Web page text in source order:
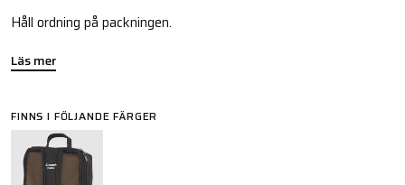
Håll ordning på packningen.
Läs mer
FINNS I FÖLJANDE FÄRGER